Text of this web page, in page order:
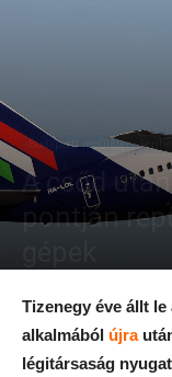
Budapesti repülőtér -
A csőd
pontján
Tizenegy éve állt
alkalmából újra
légitársaság